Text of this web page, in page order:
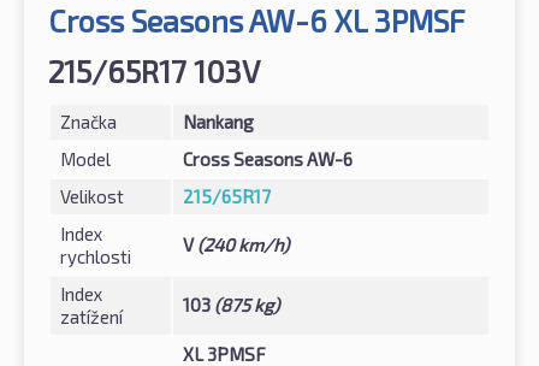
Cross Seasons AW-6 XL 3PMSF
215/65R17 103V
Značka
Nankang
Model
Cross Seasons AW-6
Velikost
215/65R17
Index
rychlosti
V(240 km/h)
Index
zatížení
103 (875 kg)
XL 3PMSF